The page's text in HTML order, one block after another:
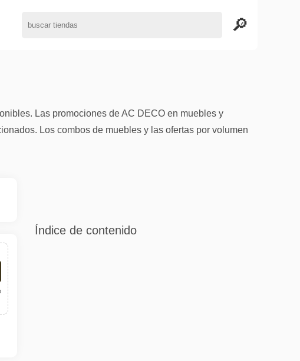
Las promociones de AC DECO en muebles y
Los combos de muebles y las ofertas por volumen
Índice de contenido